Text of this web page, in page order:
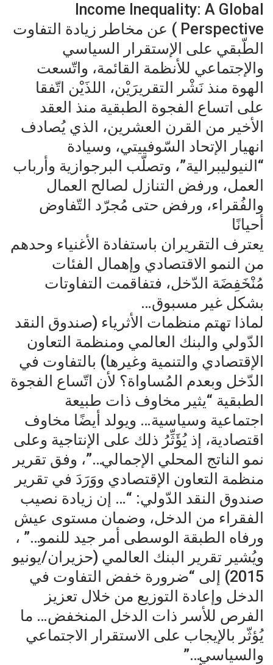
Income Inequality: A Global
Perspective ) عن مخاطر زيادة التفاوت
الطّبقي على الإستقرار السياسي
والإجتماعي للأنظمة القائمة، واتّسعت
الهوة منذ نَشْر التقريرَيْن، اللذَيْن اتّفقا
على اتساع الفجوة الطبقية منذ العقد
الأخير من القرن العشرين، الذي يُصادف
انهيار الإتحاد السّوفييتي، وسيادة
“النيوليبرالية”، وتصلّب البرجوازية وأرباب
العمل، ورفض التنازل لصالح العمال
والفُقراء، ورفض حتى مُجرّد التّفاوض
أحيانًا
يعترف التقريران باستفادة الأغنياء وحدهم
من النمو الاقتصادي وإهمال الفئات
مُنْخَفِضَة الدّخل، فتفاقمت التفاوتات
بشكل غير مسبوق…
لماذا تهتم منظمات الأثرياء (صندوق النقد
الدّولي والبنك العالمي ومنظمة التعاون
الإقتصادي والتنمية وغيرها) بالتفاوت في
الدّخل وبعدم المُساواة؟ لأن اتّساع الفجوة
الطبقية “يثير مخاوف ذات طبيعة
اجتماعية وسياسية… ويولد أيضًا مخاوف
اقتصادية، إذ يُؤَثِّرُ ذلك على الإنتاجية وعلى
نمو الناتج المحلي الإجمالي…”، وفق تقرير
منظمة التعاون الإقتصادي ووَرَدَ في تقرير
صندوق النقد الدّولي: “… إن زيادة نصيب
الفقراء من الدخل، وضمان مستوى عيش
ورفاه الطبقة الوسطى أمر جيد للنمو…” ،
ويُشير تقرير البنك العالمي (حزيران/يونيو
2015) إلى “ضرورة خفض التفاوت في
الدخل وإعادة التوزيع من خلال تعزيز
الفرص للأسر ذات الدخل المنخفض… ما
يُؤثّر بالإيجاب على الاستقرار الاجتماعي
والسياسي…”